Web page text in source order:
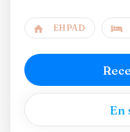
EHPAD
En